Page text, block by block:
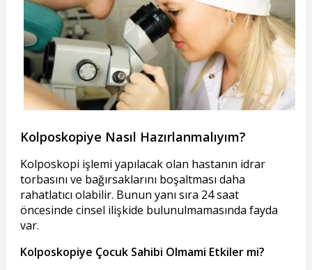
Kolposkopiye Nasıl Hazırlanmalıyım?
Kolposkopi işlemi yapılacak olan hastanın idrar
torbasını ve bağırsaklarını boşaltması daha
rahatlatıcı olabilir. Bunun yanı sıra 24 saat
öncesinde cinsel ilişkide bulunulmamasında fayda
var.
Kolposkopiye Çocuk Sahibi Olmami Etkiler mi?